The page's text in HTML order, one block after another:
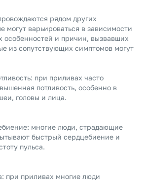
рядом других
могут варьироваться в зависимости
особенностей и причин, вызвавших
из сопутствующих симптомов могут
при приливах часто
потливость, особенно в
головы и лица.
многие люди, страдающие
быстрый сердцебиение и
пульса.
при приливах многие люди